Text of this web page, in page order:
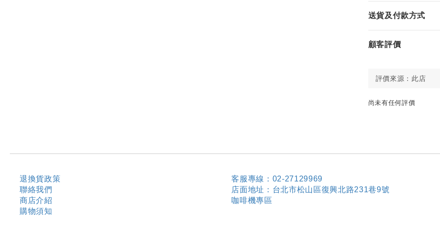
送貨及付款方式
顧客評價
尚未有任何評價
退換貨政策
聯絡我們
商店介紹
購物須知
客服專線：02-27129969
店面地址：台北市松山區復興北路231巷9號
咖啡機專區